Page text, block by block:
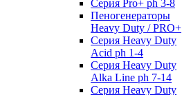
Серия Pro+ ph 3-8
Пеногенераторы
Heavy Duty / PRO+
Серия Heavy Duty
Acid ph 1-4
Серия Heavy Duty
Alka Line ph 7-14
Серия Heavy Duty